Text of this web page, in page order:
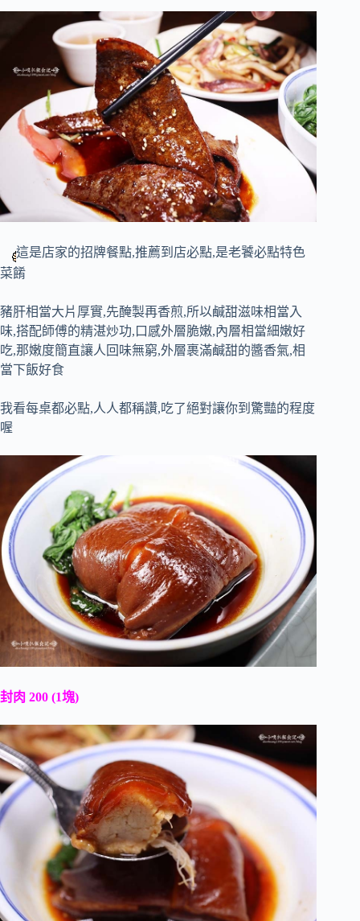
這是店家的招牌餐點,推薦到店必點,是老饕必點特色
菜餚
豬肝相當大片厚實,先醃製再香煎,所以鹹甜滋味相當入
味,搭配師傅的精湛炒功,口感外層脆嫩,內層相當細嫩好
吃,那嫩度簡直讓人回味無窮,外層裹滿鹹甜的醬香氣,相
當下飯好食
我看每桌都必點,人人都稱讚,吃了絕對讓你到驚豔的程度
喔
封肉 200 (1塊)